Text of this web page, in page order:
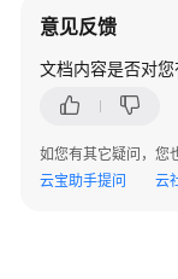
分
析
查
询
与
意见反馈
文档内容是否对您
如您有其它疑问，您
云宝助手提问
云